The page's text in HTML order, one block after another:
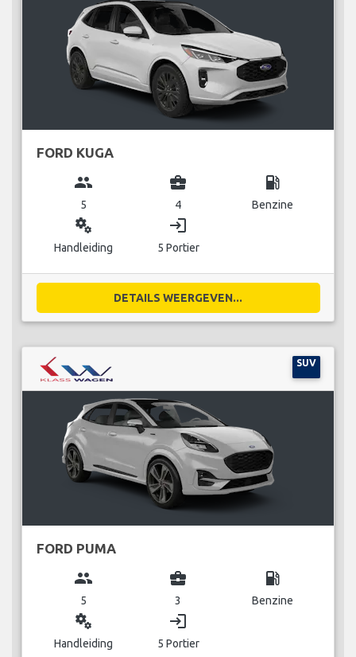
FORD KUGA
group
5
business_center
4
local_gas_station
Benzine
miscellaneous_services
Handleiding
login
5 Portier
DETAILS WEERGEVEN...
SUV
FORD PUMA
group
5
business_center
3
local_gas_station
Benzine
miscellaneous_services
Handleiding
login
5 Portier